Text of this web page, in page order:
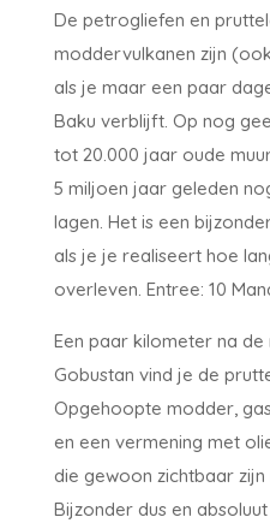
De petrogliefen en
moddervulkanen zijn
als je maar een paar
Baku verblijft. Op nog
tot 20.000 jaar oude
5 miljoen jaar geleden
lagen. Het is een
als je je realiseert hoe
overleven. Entree: 10
Een paar kilometer na de
Gobustan vind je de
Opgehoopte modder,
en een vermening met
die gewoon zichtbaar
Bijzonder dus en